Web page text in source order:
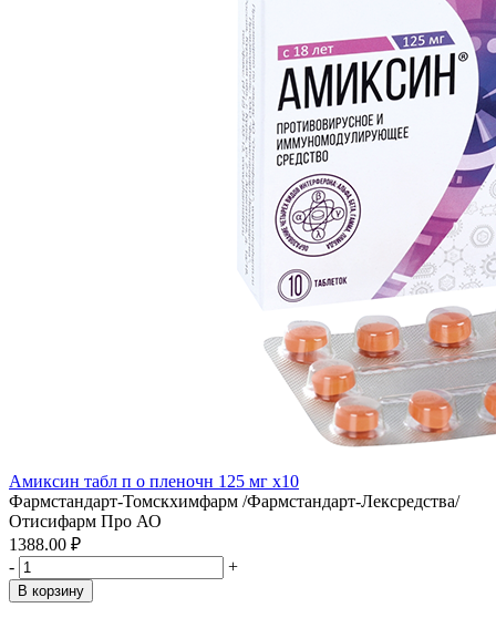
Амиксин табл п о пленочн 125 мг x10
Фармстандарт-Томскхимфарм /Фармстандарт-Лексредства/
Отисифарм Про АО
1388.00 ₽
-
+
В корзину